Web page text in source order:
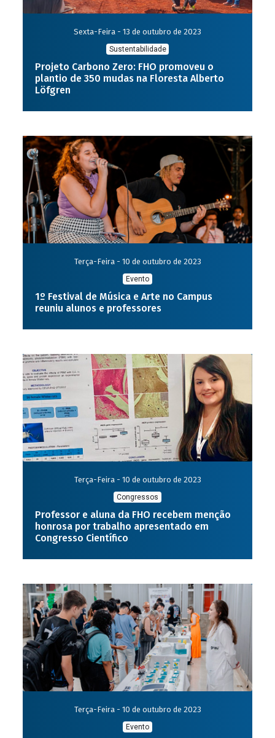
Sexta-Feira - 13 de outubro de 2023
Sustentabilidade
Projeto Carbono Zero: FHO promoveu o
plantio de 350 mudas na Floresta Alberto
Löfgren
Terça-Feira - 10 de outubro de 2023
Evento
1º Festival de Música e Arte no Campus
reuniu alunos e professores
Terça-Feira - 10 de outubro de 2023
Congressos
Professor e aluna da FHO recebem menção
honrosa por trabalho apresentado em
Congresso Científico
Terça-Feira - 10 de outubro de 2023
Evento